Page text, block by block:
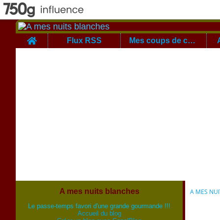
Home Flux RSS Mes coups de coeur
A mes nuits blanches
Le passe-temps favori d'une grande gourmande !!!
Accueil du blog
A MES